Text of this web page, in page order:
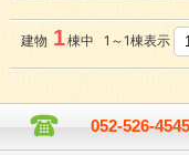
建物 1棟中 1～1棟表示
052-526-4545